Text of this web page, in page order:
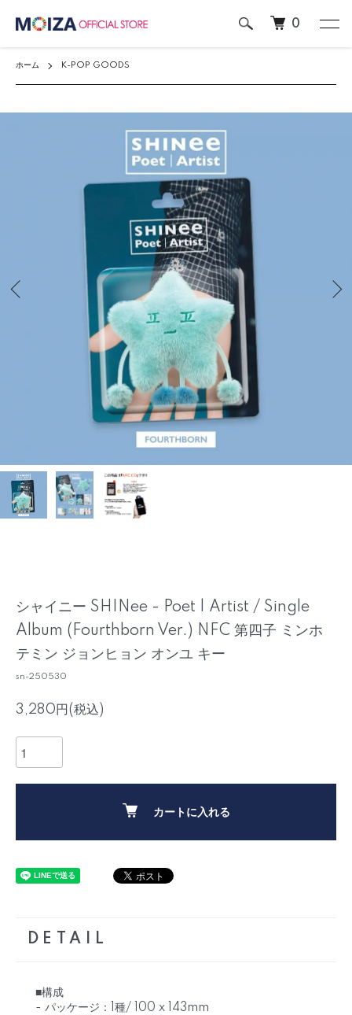
0
ホーム K-POP GOODS
シャイニー SHINee - Poet | Artist / Single
Album (Fourthborn Ver.) NFC 第四子 ミンホ
テミン ジョンヒョン オンユ キー
sn-250530
3,280円(税込)
カートに入れる
DETAIL
■構成
- パッケージ：1種/ 100 x 143mm